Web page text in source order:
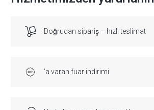
Doğrudan sipariş – hızlı teslimat
’a varan fuar indirimi